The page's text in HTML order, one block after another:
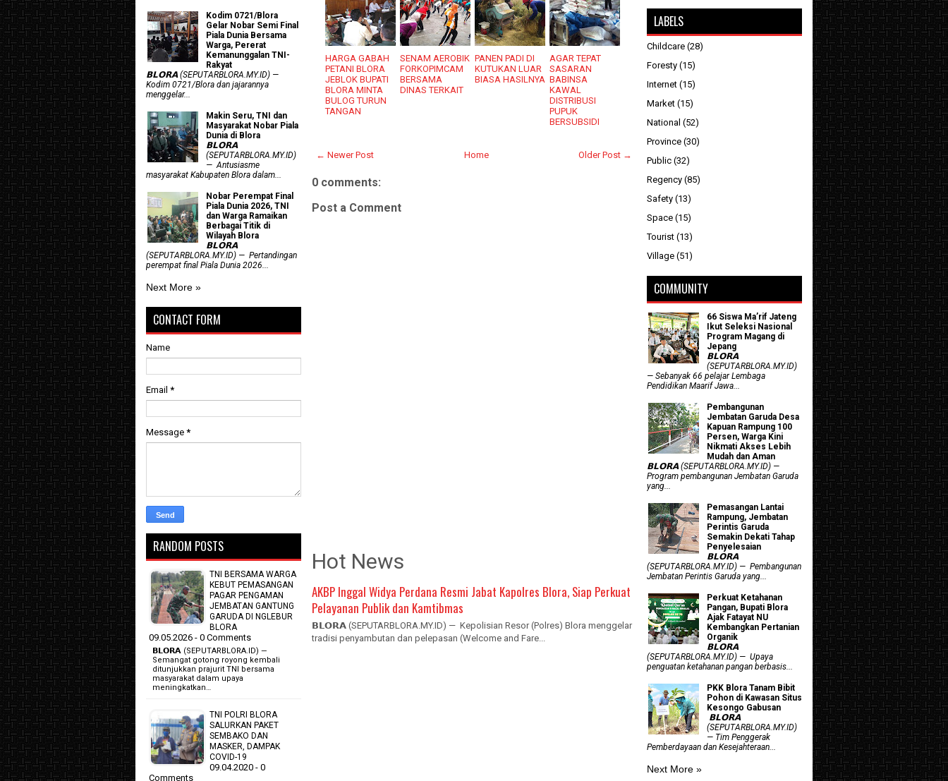
HARGA GABAH
PETANI BLORA
JEBLOK BUPATI
BLORA MINTA
BULOG TURUN
TANGAN
SENAM AEROBIK
FORKOPIMCAM
BERSAMA
DINAS TERKAIT
PANEN PADI DI
KUTUKAN LUAR
BIASA HASILNYA
AGAR TEPAT
SASARAN
BABINSA
KAWAL
DISTRIBUSI
PUPUK
BERSUBSIDI
← Newer Post Older Post →
Home
0 comments:
Post a Comment
Hot News
AKBP Inggal Widya Perdana Resmi Jabat Kapolres Blora, Siap Perkuat
Pelayanan Publik dan Kamtibmas
𝗕𝗟𝗢𝗥𝗔 (SEPUTARBLORA.MY.ID) — Kepolisian Resor (Polres) Blora menggelar
tradisi penyambutan dan pelepasan (Welcome and Fare...
Kodim 0721/Blora
Gelar Nobar Semi Final
Piala Dunia Bersama
Warga, Pererat
Kemanunggalan TNI-
Rakyat
𝗕𝗟𝗢𝗥𝗔 (SEPUTARBLORA.MY.ID) —
Kodim 0721/Blora dan jajarannya
menggelar...
Makin Seru, TNI dan
Masyarakat Nobar Piala
Dunia di Blora
𝗕𝗟𝗢𝗥𝗔
(SEPUTARBLORA.MY.ID)
— Antusiasme
masyarakat Kabupaten Blora dalam...
Nobar Perempat Final
Piala Dunia 2026, TNI
dan Warga Ramaikan
Berbagai Titik di
Wilayah Blora
𝗕𝗟𝗢𝗥𝗔
(SEPUTARBLORA.MY.ID) — Pertandingan
perempat final Piala Dunia 2026...
Next More »
CONTACT FORM
Name
Email *
Message *
RANDOM POSTS
TNI BERSAMA WARGA
KEBUT PEMASANGAN
PAGAR PENGAMAN
JEMBATAN GANTUNG
GARUDA DI NGLEBUR
BLORA
09.05.2026 - 0 Comments
𝗕𝗟𝗢𝗥𝗔 (SEPUTARBLORA.ID) —
Semangat gotong royong kembali
ditunjukkan prajurit TNI bersama
masyarakat dalam upaya
meningkatkan…
TNI POLRI BLORA
SALURKAN PAKET
SEMBAKO DAN
MASKER, DAMPAK
COVID-19
09.04.2020 - 0
Comments
LABELS
Childcare (28)
Foresty (15)
Internet (15)
Market (15)
National (52)
Province (30)
Public (32)
Regency (85)
Safety (13)
Space (15)
Tourist (13)
Village (51)
COMMUNITY
66 Siswa Ma’rif Jateng
Ikut Seleksi Nasional
Program Magang di
Jepang
𝗕𝗟𝗢𝗥𝗔
(SEPUTARBLORA.MY.ID)
— Sebanyak 66 pelajar Lembaga
Pendidikan Maarif Jawa...
Pembangunan
Jembatan Garuda Desa
Kapuan Rampung 100
Persen, Warga Kini
Nikmati Akses Lebih
Mudah dan Aman
𝗕𝗟𝗢𝗥𝗔 (SEPUTARBLORA.MY.ID) —
Program pembangunan Jembatan Garuda
yang...
Pemasangan Lantai
Rampung, Jembatan
Perintis Garuda
Semakin Dekati Tahap
Penyelesaian
𝗕𝗟𝗢𝗥𝗔
(SEPUTARBLORA.MY.ID) — Pembangunan
Jembatan Perintis Garuda yang...
​Perkuat Ketahanan
Pangan, Bupati Blora
Ajak Fatayat NU
Kembangkan Pertanian
Organik
𝗕𝗟𝗢𝗥𝗔
(SEPUTARBLORA.MY.ID) — Upaya
penguatan ketahanan pangan berbasis...
PKK Blora Tanam Bibit
Pohon di Kawasan Situs
Kesongo Gabusan
‎ 𝗕𝗟𝗢𝗥𝗔
(SEPUTARBLORA.MY.ID)
— Tim Penggerak
Pemberdayaan dan Kesejahteraan...
Next More »